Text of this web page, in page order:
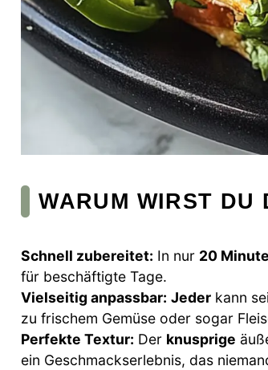
WARUM WIRST DU
Schnell zubereitet: In nur 20
für beschäftigte Tage.
Vielseitig anpassbar: Jeder kann
zu frischem Gemüse oder sogar
Perfekte Textur: Der knusprige
ein Geschmackserlebnis, das